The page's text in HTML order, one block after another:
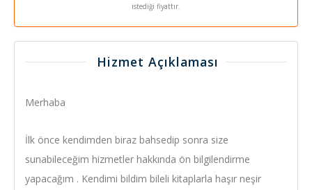
istediği fiyattır.
Hizmet Açıklaması
Merhaba
İlk önce kendimden biraz bahsedip sonra size
sunabileceğim hizmetler hakkında ön bilgilendirme
yapacağım . Kendimi bildim bileli kitaplarla haşır neşir